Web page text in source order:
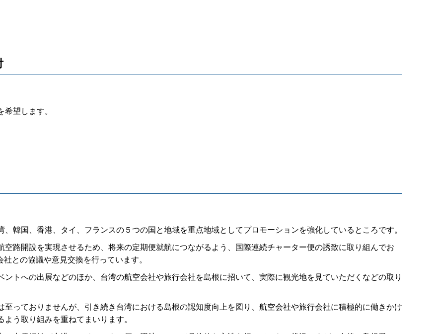
望します。
韓国、香港、タイ、フランスの５つの国と地域を重点地域としてプロモーションを強化しているところです。
路開設を実現させるため、将来の定期便就航につながるよう、国際連続チャーター便の誘致に取り組んでお
との協議や意見交換を行っています。
トへの出展などのほか、台湾の航空会社や旅行会社を島根に招いて、実際に観光地を見ていただくなどの取り
っておりませんが、引き続き台湾における島根の認知度向上を図り、航空会社や旅行会社に積極的に働きかけ
う取り組みを重ねてまいります。